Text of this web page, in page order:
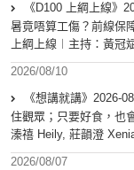
《D100 上綱上線》
暑竟唔算工傷？前線保
上綱上線︱主持：黃冠
2026/08/10
《想講就講》2026-
住觀眾；只要好食，也
溱禧 Heily, 莊韻澄
2026/08/07